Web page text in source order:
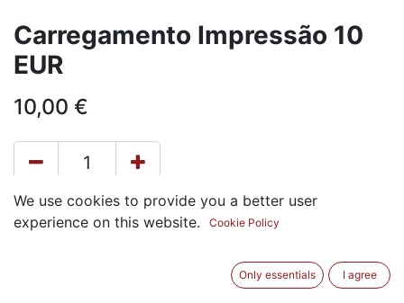
Carregamento Impressão 10
EUR
10,00 €
ADICIONAR AO CARRINHO
We use cookies to provide you a better user
experience on this website.
Cookie Policy
Only essentials I agree